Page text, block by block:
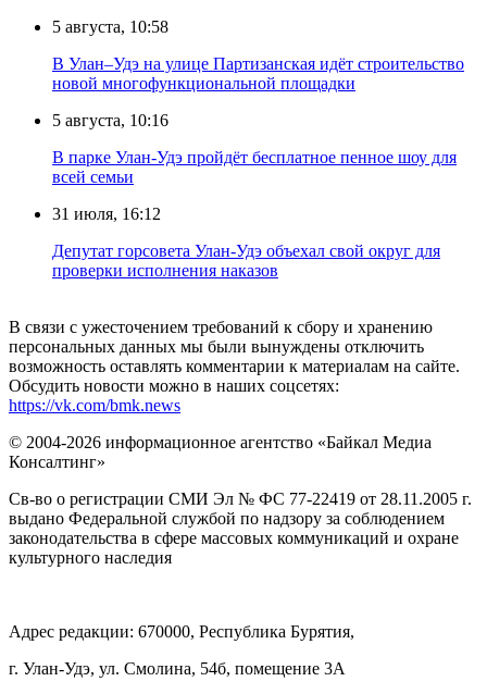
5 августа, 10:58
В Улан–Удэ на улице Партизанская идёт строительство
новой многофункциональной площадки
5 августа, 10:16
В парке Улан-Удэ пройдёт бесплатное пенное шоу для
всей семьи
31 июля, 16:12
Депутат горсовета Улан-Удэ объехал свой округ для
проверки исполнения наказов
В связи с ужесточением требований к сбору и хранению
персональных данных мы были вынуждены отключить
возможность оставлять комментарии к материалам на сайте.
Обсудить новости можно в наших соцсетях:
https://vk.com/bmk.news
© 2004-2026 информационное агентство «Байкал Медиа
Консалтинг»
Св-во о регистрации СМИ Эл № ФС 77-22419 от 28.11.2005 г.
выдано Федеральной службой по надзору за соблюдением
законодательства в сфере массовых коммуникаций и охране
культурного наследия
Адрес редакции: 670000, Республика Бурятия,
г. Улан-Удэ, ул. Смолина, 54б, помещение 3А